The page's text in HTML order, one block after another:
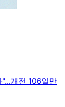
개전 106일만